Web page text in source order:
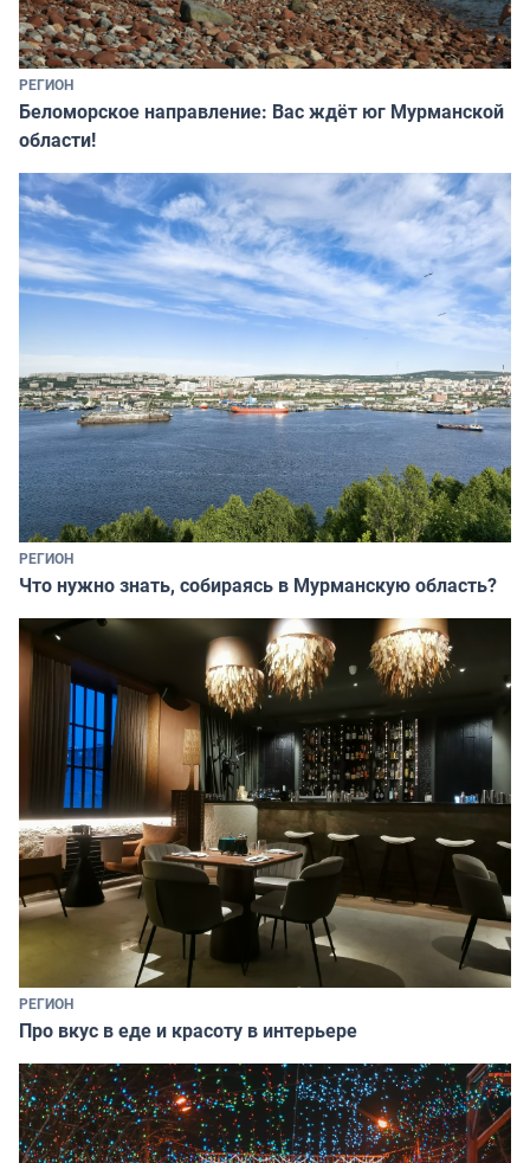
РЕГИОН
Беломорское направление: Вас ждёт юг Мурманской
области!
РЕГИОН
Что нужно знать, собираясь в Мурманскую область?
РЕГИОН
Про вкус в еде и красоту в интерьере